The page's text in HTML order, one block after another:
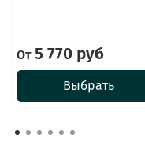
От5 770 руб
Выбрать